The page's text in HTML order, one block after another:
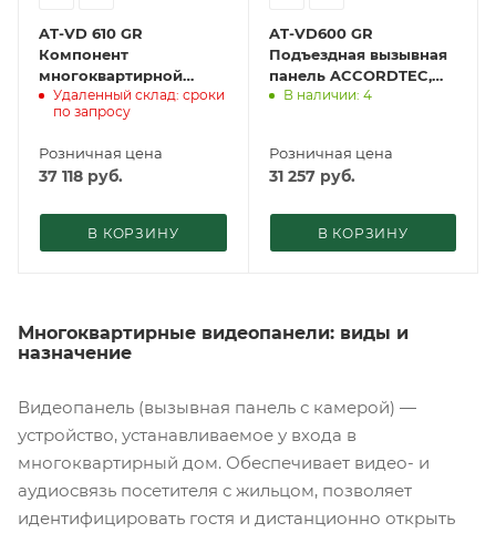
AT-VD 610 GR
Компонент
многоквартирной
системы ACCORDTEC,
AHD, врезной
Удаленный склад: сроки
по запросу
Розничная цена
37 118 руб.
В КОРЗИНУ
AT-VD600 GR
Подъездная вызывная
панель ACCORDTEC,
380 мА, CVBS
В наличии: 4
Розничная цена
31 257руб.
В КОРЗИНУ
Многоквартирные видеопанели: виды и
назначение
Видеопанель (вызывная панель с камерой) —
устройство, устанавливаемое у входа в
многоквартирный дом. Обеспечивает видео- и
аудиосвязь посетителя с жильцом, позволяет
идентифицировать гостя и дистанционно открыть